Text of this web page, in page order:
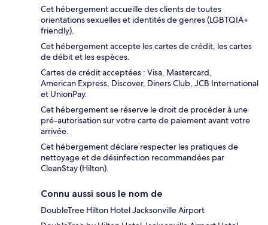
Cet hébergement accueille des clients de toutes
orientations sexuelles et identités de genres (LGBTQIA+
friendly).
Cet hébergement accepte les cartes de crédit, les cartes
de débit et les espèces.
Cartes de crédit acceptées : Visa, Mastercard,
American Express, Discover, Diners Club, JCB International
et UnionPay.
Cet hébergement se réserve le droit de procéder à une
pré-autorisation sur votre carte de paiement avant votre
arrivée.
Cet hébergement déclare respecter les pratiques de
nettoyage et de désinfection recommandées par
CleanStay (Hilton).
Connu aussi sous le nom de
DoubleTree Hilton Hotel Jacksonville Airport